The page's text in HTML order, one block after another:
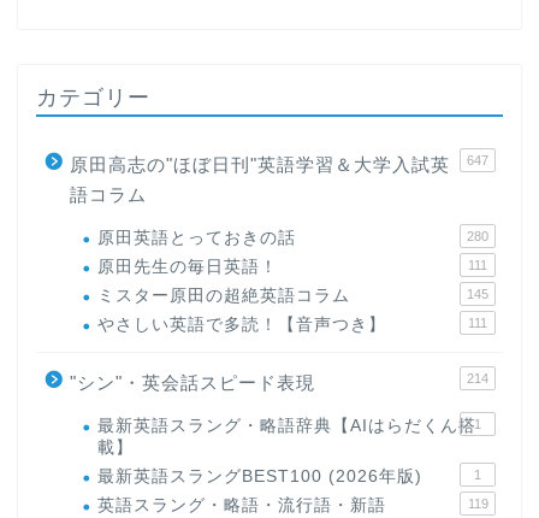
カテゴリー
原田高志の"ほぼ日刊"英語学習＆大学入試英
語コラム
647
原田英語とっておきの話 280
原田先生の毎日英語！ 111
ミスター原田の超絶英語コラム 145
やさしい英語で多読！【音声つき】 111
"シン"・英会話スピード表現 214
最新英語スラング・略語辞典【AIはらだくん搭
載】
1
最新英語スラングBEST100 (2026年版) 1
英語スラング・略語・流行語・新語 119